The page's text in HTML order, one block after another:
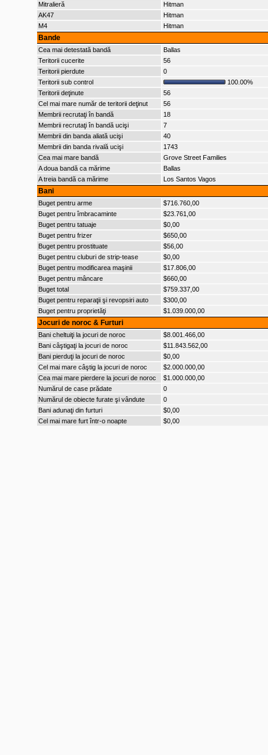
Mitralieră
Hitman
AK47
Hitman
M4
Hitman
Bande
Cea mai detestată bandă
Ballas
Teritorii cucerite
56
Teritorii pierdute
0
Teritorii sub control
100.00%
Teritorii deţinute
56
Cel mai mare număr de teritorii deţinut
56
Membrii recrutaţi în bandă
18
Membrii recrutaţi în bandă ucişi
7
Membrii din banda aliată ucişi
40
Membrii din banda rivală ucişi
1743
Cea mai mare bandă
Grove Street Families
A doua bandă ca mărime
Ballas
A treia bandă ca mărime
Los Santos Vagos
Bani
Buget pentru arme
$716.760,00
Buget pentru îmbracaminte
$23.761,00
Buget pentru tatuaje
$0,00
Buget pentru frizer
$650,00
Buget pentru prostituate
$56,00
Buget pentru cluburi de strip-tease
$0,00
Buget pentru modificarea maşinii
$17.806,00
Buget pentru mâncare
$660,00
Buget total
$759.337,00
Buget pentru reparaţii şi revopsiri auto
$300,00
Buget pentru proprietăţi
$1.039.000,00
Jocuri de noroc & Furturi
Bani cheltuiţi la jocuri de noroc
$8.001.466,00
Bani câştigaţi la jocuri de noroc
$11.843.562,00
Bani pierduţi la jocuri de noroc
$0,00
Cel mai mare câştig la jocuri de noroc
$2.000.000,00
Cea mai mare pierdere la jocuri de noroc
$1.000.000,00
Numărul de case prădate
0
Numărul de obiecte furate şi vândute
0
Bani adunaţi din furturi
$0,00
Cel mai mare furt într-o noapte
$0,00